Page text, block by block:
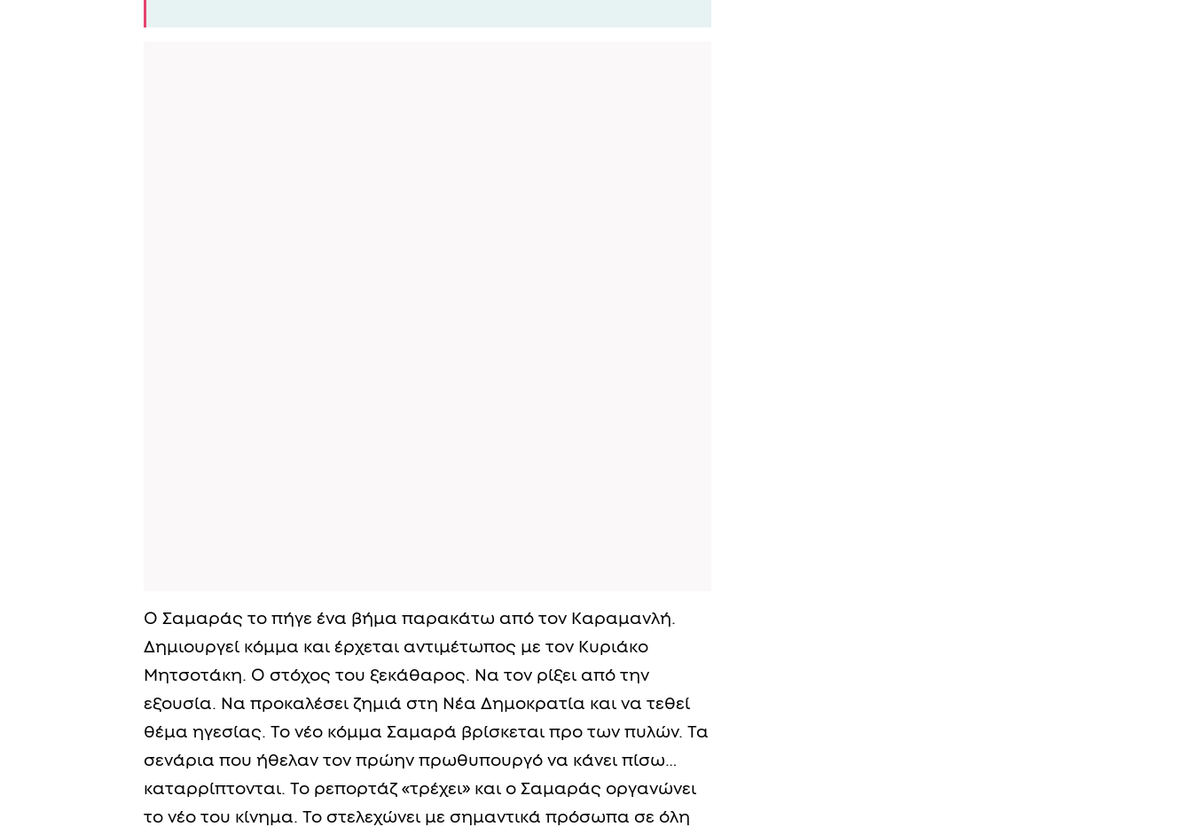
Ο Σαμαράς το πήγε ένα βήμα παρακάτω από τον Καραμανλή.
Δημιουργεί κόμμα και έρχεται αντιμέτωπος με τον Κυριάκο
Μητσοτάκη. Ο στόχος του ξεκάθαρος. Να τον ρίξει από την
εξουσία. Να προκαλέσει ζημιά στη Νέα Δημοκρατία και να τεθεί
θέμα ηγεσίας. Το νέο κόμμα Σαμαρά βρίσκεται προ των πυλών. Τα
σενάρια που ήθελαν τον πρώην πρωθυπουργό να κάνει πίσω…
καταρρίπτονται. Το ρεπορτάζ «τρέχει» και ο Σαμαράς οργανώνει
το νέο του κίνημα. Το στελεχώνει με σημαντικά πρόσωπα σε όλη